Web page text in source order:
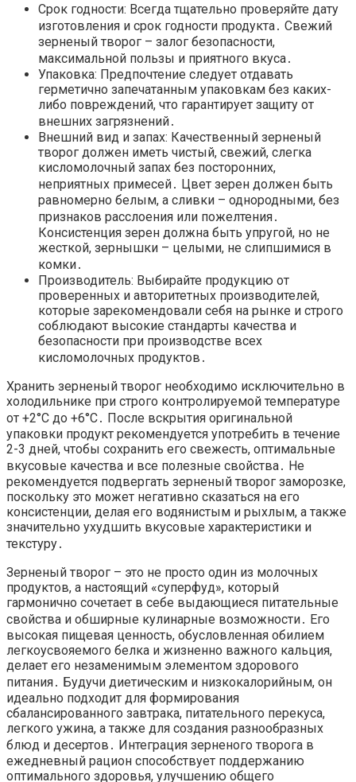
Срок годности: Всегда тщательно проверяйте дату
изготовления и срок годности продукта․ Свежий
зерненый творог – залог безопасности,
максимальной пользы и приятного вкуса․
Упаковка: Предпочтение следует отдавать
герметично запечатанным упаковкам без каких-
либо повреждений, что гарантирует защиту от
внешних загрязнений․
Внешний вид и запах: Качественный зерненый
творог должен иметь чистый, свежий, слегка
кисломолочный запах без посторонних,
неприятных примесей․ Цвет зерен должен быть
равномерно белым, а сливки – однородными, без
признаков расслоения или пожелтения․
Консистенция зерен должна быть упругой, но не
жесткой, зернышки – целыми, не слипшимися в
комки․
Производитель: Выбирайте продукцию от
проверенных и авторитетных производителей,
которые зарекомендовали себя на рынке и строго
соблюдают высокие стандарты качества и
безопасности при производстве всех
кисломолочных продуктов․
Хранить зерненый творог необходимо исключительно в
холодильнике при строго контролируемой температуре
от +2°C до +6°C․ После вскрытия оригинальной
упаковки продукт рекомендуется употребить в течение
2-3 дней, чтобы сохранить его свежесть, оптимальные
вкусовые качества и все полезные свойства․ Не
рекомендуется подвергать зерненый творог заморозке,
поскольку это может негативно сказаться на его
консистенции, делая его водянистым и рыхлым, а также
значительно ухудшить вкусовые характеристики и
текстуру․
Зерненый творог – это не просто один из молочных
продуктов, а настоящий «суперфуд», который
гармонично сочетает в себе выдающиеся питательные
свойства и обширные кулинарные возможности․ Его
высокая пищевая ценность, обусловленная обилием
легкоусвояемого белка и жизненно важного кальция,
делает его незаменимым элементом здорового
питания․ Будучи диетическим и низкокалорийным, он
идеально подходит для формирования
сбалансированного завтрака, питательного перекуса,
легкого ужина, а также для создания разнообразных
блюд и десертов․ Интеграция зерненого творога в
ежедневный рацион способствует поддержанию
оптимального здоровья, улучшению общего